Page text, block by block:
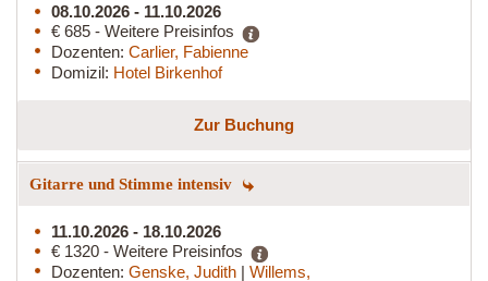
08.10.2026 - 11.10.2026
€ 685 - Weitere Preisinfos
Dozenten: Carlier, Fabienne
Domizil: Hotel Birkenhof
Zur Buchung
Gitarre und Stimme intensiv
11.10.2026 - 18.10.2026
€ 1320 - Weitere Preisinfos
Dozenten: Genske, Judith | Willems,